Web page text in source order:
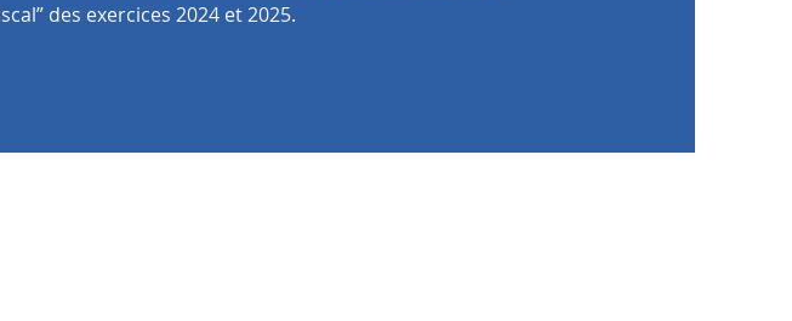
des exercices 2024 et 2025.